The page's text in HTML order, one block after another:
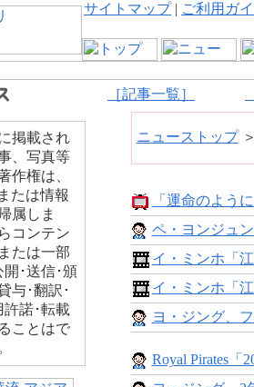
サイトマップ| ご利用ガ
［記事一覧］
掲載され
、写真等
作権は、
たは情報
属しま
コンテン
たは一部
開･送信･頒
与･翻訳･
許諾･転載
ことはで
ニューストップ
「運命のよう
ペ・ヨンジュ
イ・ミンホ「
イ・ミンホ「
ヨ・ジング、
Royal Pirates「